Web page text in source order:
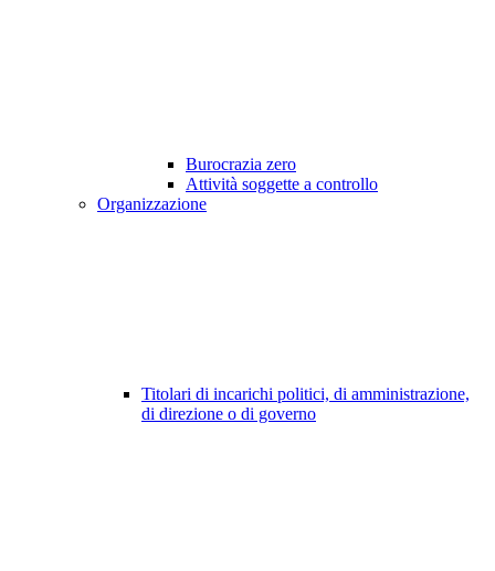
Burocrazia zero
Attività soggette a controllo
Organizzazione
Titolari di incarichi politici, di amministrazione,
di direzione o di governo